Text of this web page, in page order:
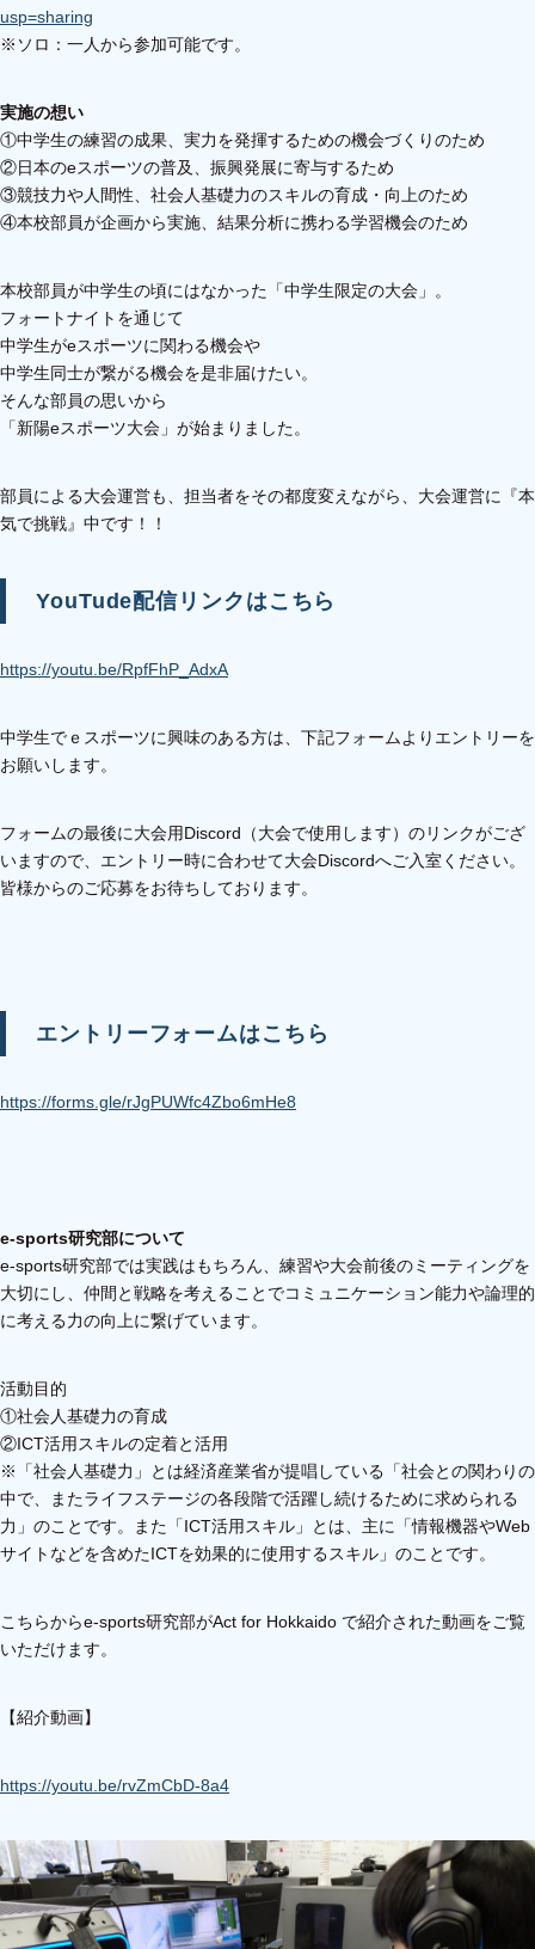
usp=sharing
※ソロ：一人から参加可能です。
実施の想い
①中学生の練習の成果、実力を発揮するための機会づくりのため
②日本のeスポーツの普及、振興発展に寄与するため
③競技力や人間性、社会人基礎力のスキルの育成・向上のため
④本校部員が企画から実施、結果分析に携わる学習機会のため
本校部員が中学生の頃にはなかった「中学生限定の大会」。
フォートナイトを通じて
中学生がeスポーツに関わる機会や
中学生同士が繋がる機会を是非届けたい。
そんな部員の思いから
「新陽eスポーツ大会」が始まりました。
部員による大会運営も、担当者をその都度変えながら、大会運営に『本
気で挑戦』中です！！
YouTude配信リンクはこちら
https://youtu.be/RpfFhP_AdxA
中学生でｅスポーツに興味のある方は、下記フォームよりエントリーを
お願いします。
フォームの最後に大会用Discord（大会で使用します）のリンクがござ
いますので、エントリー時に合わせて大会Discordへご入室ください。
皆様からのご応募をお待ちしております。
エントリーフォームはこちら
https://forms.gle/rJgPUWfc4Zbo6mHe8
e-sports研究部について
e-sports研究部では実践はもちろん、練習や大会前後のミーティングを
大切にし、仲間と戦略を考えることでコミュニケーション能力や論理的
に考える力の向上に繋げています。
活動目的
①社会人基礎力の育成
②ICT活用スキルの定着と活用
※「社会人基礎力」とは経済産業省が提唱している「社会との関わりの
中で、またライフステージの各段階で活躍し続けるために求められる
力」のことです。また「ICT活用スキル」とは、主に「情報機器やWeb
サイトなどを含めたICTを効果的に使用するスキル」のことです。
こちらからe-sports研究部がAct for Hokkaido で紹介された動画をご覧
いただけます。
【紹介動画】
https://youtu.be/rvZmCbD-8a4